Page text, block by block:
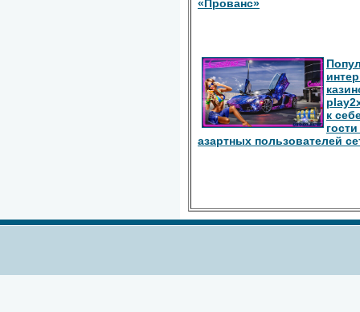
«Прованс»
к
азартных пользователей